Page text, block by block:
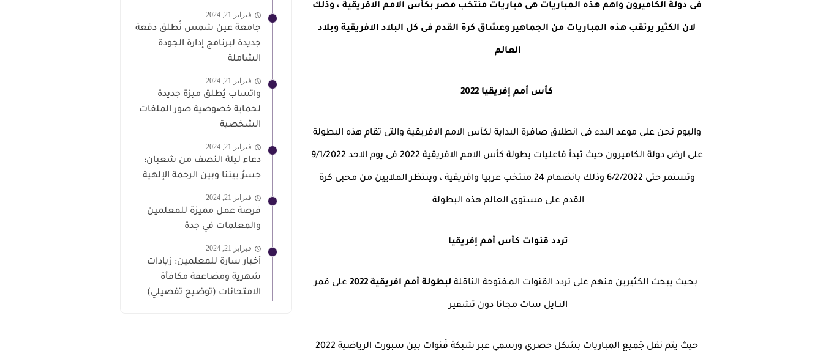
فى دولة الكاميرون واهم هذه المباريات هى مباريات منتخب مصر بكأس الامم الافريقية ، وذلك
لان الكثير يرتقب هذه المباريات من الجماهير وعشاق كرة القدم فى كل البلاد الافريقية وبلاد
العالم
كأس أمم إفريقيا 2022
واليوم نحن على موعد البدء فى انطلاق صافرة البداية لكأس الامم الافريقية والتى تقام هذه البطولة
على ارض دولة الكاميرون حيث تبدأ فاعليات بطولة كأس الامم الافريقية 2022 فى يوم الاحد 9/1/2022
وتستمر حتى 6/2/2022 وذلك بانضمام 24 منتخب عربيا وافريقية ، وينتظر الملايين من محبى كرة
القدم على مستوى العالم هذه البطولة
تردد قنوات كأس أمم إفريقيا
بحيث يبحث الكثيرين منهم على تردد القنوات المـفتوحة الناقلة لبطولة أمم افريقية 2022 على قمر
النـايل سات مجانا دون تشفير
حيث يتم نقل جَميع المباريات بشكل حصري ورسمي عبر شبكة قَنوات بين سبورت الرياضية 2022
فبراير 21, 2024
جامعة عين شمس تُطلق دفعة
جديدة لبرنامج إدارة الجودة
الشاملة
فبراير 21, 2024
واتساب يُطلق ميزة جديدة
لحماية خصوصية صور الملفات
الشخصية
فبراير 21, 2024
دعاء ليلة النصف من شعبان:
جسرٌ بيننا وبين الرحمة الإلهية
فبراير 21, 2024
فرصة عمل مميزة للمعلمين
والمعلمات في جدة
فبراير 21, 2024
أخبار سارة للمعلمين: زيادات
شهرية ومضاعفة مكافأة
الامتحانات (توضيح تفصيلي)